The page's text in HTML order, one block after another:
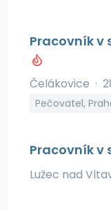
Pracovník v
Čelákovice ·
Pečovatel,
Pracovník v
Lužec nad